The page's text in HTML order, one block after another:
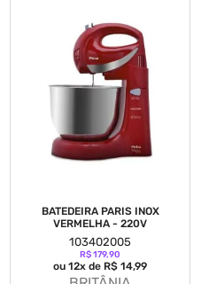
BATEDEIRA PARIS INOX
VERMELHA - 220V
103402005
R$ 179,90
ou 12x de R$ 14,99